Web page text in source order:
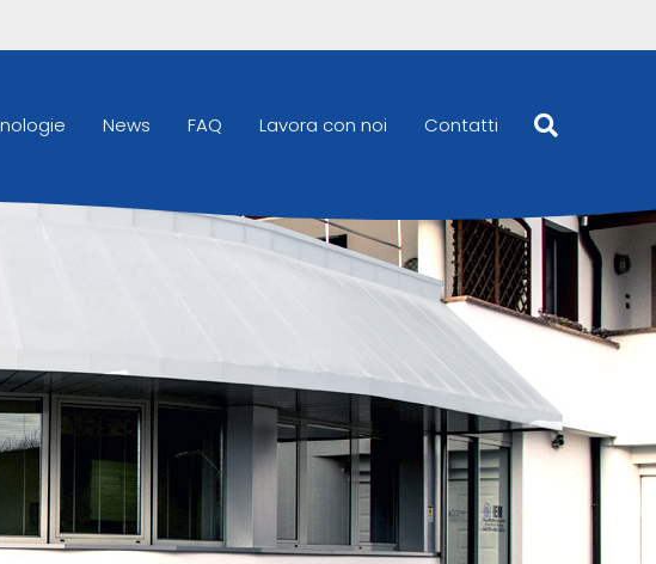
News FAQ Lavora con noi Contatti